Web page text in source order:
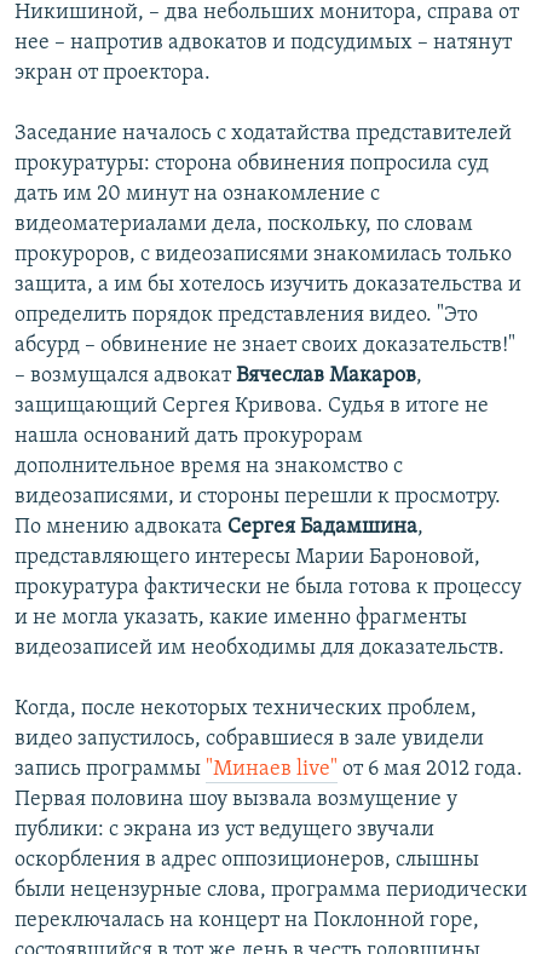
Никишиной, – два небольших монитора, справа от
нее – напротив адвокатов и подсудимых – натянут
экран от проектора.
Заседание началось с ходатайства представителей
прокуратуры: сторона обвинения попросила суд
дать им 20 минут на ознакомление с
видеоматериалами дела, поскольку, по словам
прокуроров, с видеозаписями знакомилась только
защита, а им бы хотелось изучить доказательства и
определить порядок представления видео. "Это
абсурд – обвинение не знает своих доказательств!"
– возмущался адвокатВячеслав Макаров,
защищающий Сергея Кривова. Судья в итоге не
нашла оснований дать прокурорам
дополнительное время на знакомство с
видеозаписями, и стороны перешли к просмотру.
По мнению адвоката Сергея Бадамшина,
представляющего интересы Марии Бароновой,
прокуратура фактически не была готова к процессу
и не могла указать, какие именно фрагменты
видеозаписей им необходимы для доказательств.
Когда, после некоторых технических проблем,
видео запустилось, собравшиеся в зале увидели
запись программы "Минаев live" от 6 мая 2012 года.
Первая половина шоу вызвала возмущение у
публики: с экрана из уст ведущего звучали
оскорбления в адрес оппозиционеров, слышны
были нецензурные слова, программа периодически
переключалась на концерт на Поклонной горе,